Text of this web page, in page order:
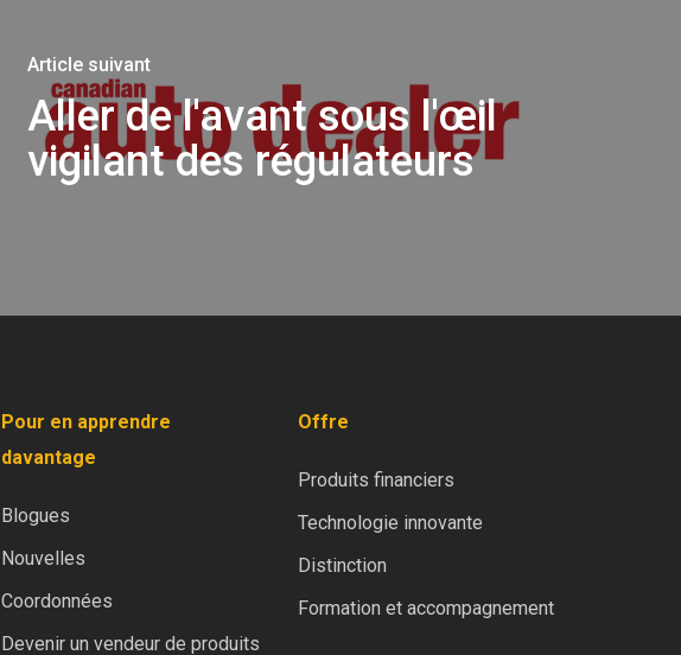
Article suivant
Aller de l'avant sous l'œil
vigilant des régulateurs
Pour en apprendre
davantage
Blogues
Nouvelles
Coordonnées
Devenir un vendeur de produits
Offre
Produits financiers
Technologie innovante
Distinction
Formation et accompagnement